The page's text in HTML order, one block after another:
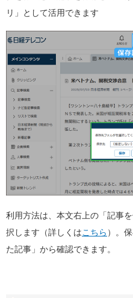
リ」として活用できます
利用方法は、本文右上の「記事
択します（詳しくは こちら ）。
た記事」から確認できます。